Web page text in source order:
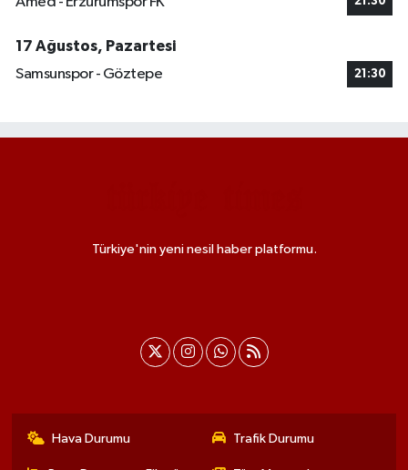
17 Ağustos, Pazartesi
Samsunspor - Göztepe
21:30
Türkiye'nin yeni nesil haber platformu.
Hava Durumu Trafik Durumu